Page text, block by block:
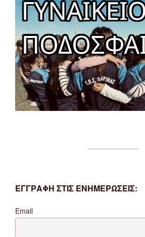
ΕΓΓΡΑΦΗ ΣΤΙΣ ΕΝΗΜΕΡΩΣΕΙΣ:
Email